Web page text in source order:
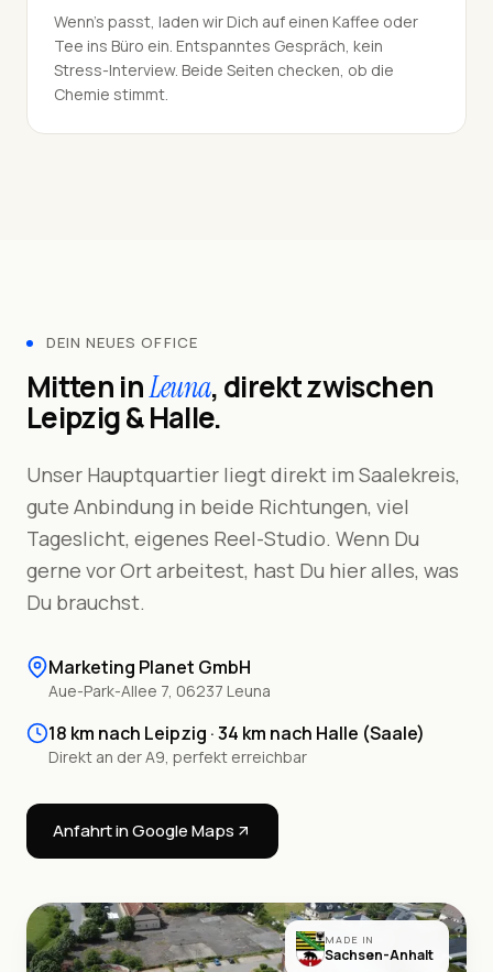
Wenn's passt, laden wir Dich auf einen Kaffee oder
Tee ins Büro ein. Entspanntes Gespräch, kein
Stress-Interview. Beide Seiten checken, ob die
Chemie stimmt.
DEIN NEUES OFFICE
Mitten inLeuna, direkt zwischen
Leipzig & Halle.
Unser Hauptquartier liegt direkt im Saalekreis,
gute Anbindung in beide Richtungen, viel
Tageslicht, eigenes Reel-Studio. Wenn Du
gerne vor Ort arbeitest, hast Du hier alles, was
Du brauchst.
Marketing Planet GmbH
Aue-Park-Allee 7, 06237 Leuna
18 km nach Leipzig · 34 km nach Halle (Saale)
Direkt an der A9, perfekt erreichbar
Anfahrt in Google Maps
MADE IN
Sachsen-Anhalt